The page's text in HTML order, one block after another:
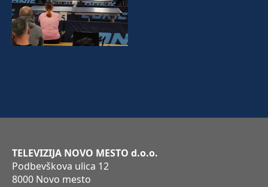
TELEVIZIJA NOVO MESTO d.o.o.
Podbevškova ulica 12
8000 Novo mesto